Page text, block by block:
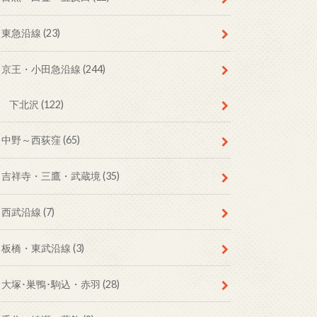
東急沿線 (23)
京王・小田急沿線 (244)
下北沢(122)
中野～西荻窪 (65)
吉祥寺・三鷹・武蔵境 (35)
西武沿線 (7)
板橋・東武沿線 (3)
大塚･巣鴨･駒込・赤羽 (28)